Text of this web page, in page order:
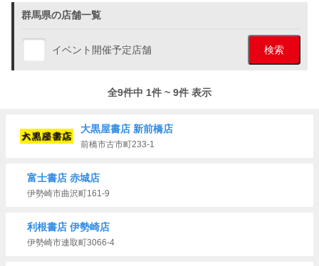
群馬県の店舗一覧
イベント開催予定店舗 検索
全9件中 1件 ~ 9件 表示
大黒屋書店 新前橋店
前橋市古市町233-1
富士書店 赤城店
伊勢崎市曲沢町161-9
利根書店 伊勢崎店
伊勢崎市連取町3066-4